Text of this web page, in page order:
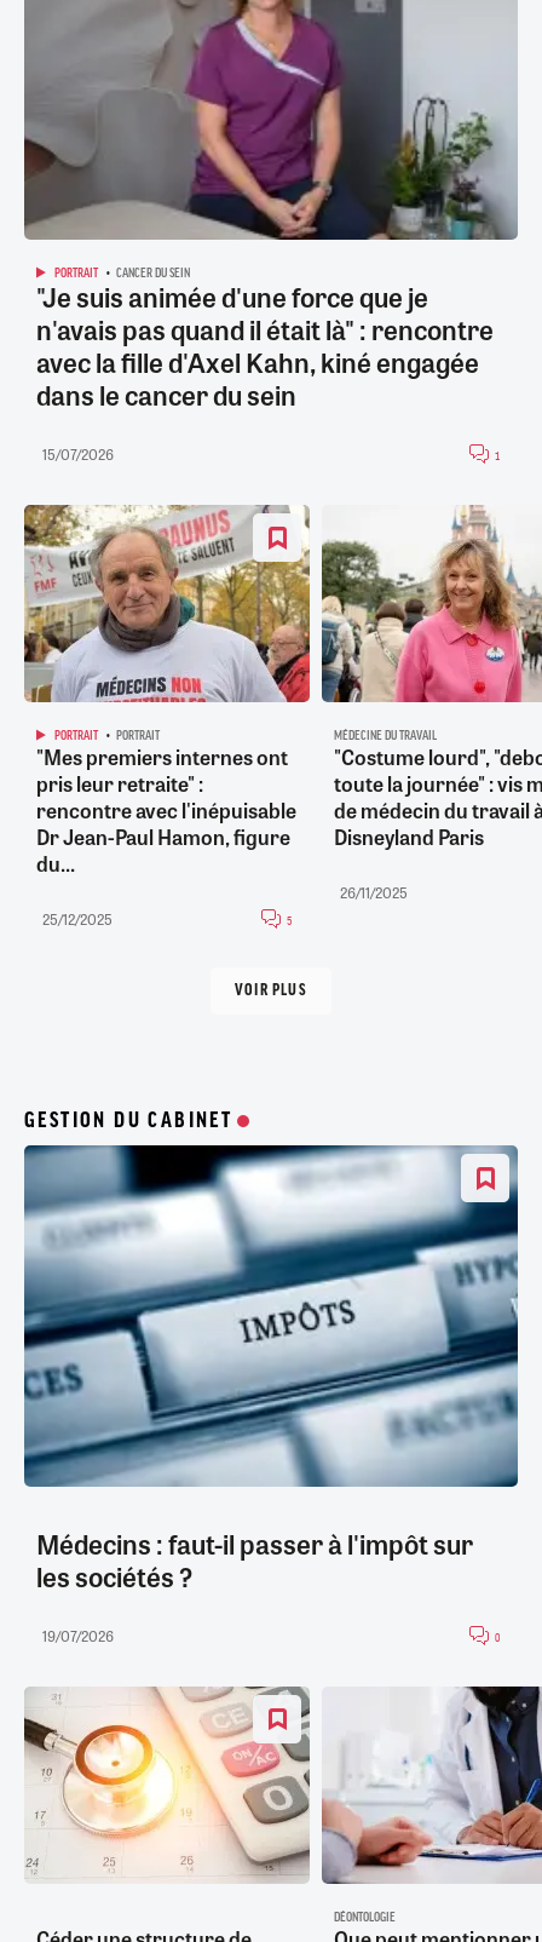
PORTRAIT CANCER DU SEIN
"Je suis animée d'une force que je
n'avais pas quand il était là" : rencontre
avec la fille d'Axel Kahn, kiné engagée
dans le cancer du sein
15/07/2026 1
PORTRAIT PORTRAIT
"Mes premiers internes ont
pris leur retraite" :
rencontre avec l'inépuisable
Dr Jean-Paul Hamon, figure
du...
25/12/2025 5
MÉDECINE DU TRAVAIL
"Costume lourd",
toute la journée" : vis
de médecin du travail
Disneyland Paris
26/11/2025
VOIR PLUS
GESTION DU CABINET
Médecins : faut-il passer à l'impôt sur
les sociétés ?
19/07/2026 0
DÉONTOLOGIE